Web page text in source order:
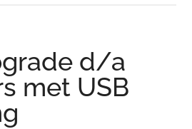
d/a
met USB